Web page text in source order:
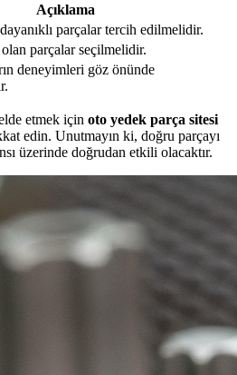
Açıklama
parçalar tercih edilmelidir.
olan parçalar seçilmelidir.
deneyimleri göz önünde
etmek için oto yedek parça sitesi
edin. Unutmayın ki, doğru parçayı
üzerinde doğrudan etkili olacaktır.